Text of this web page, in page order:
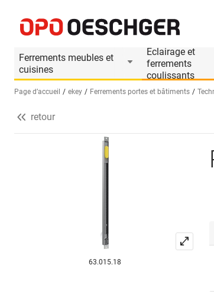
Ferrements meubles et
cuisines
Eclairage et
ferrements
coulissants
Sélectionnez une langue (FR)
Page d’accueil ekey Ferrements portes et bâtiments
Informations produit
Accessoires
retour
63.015.18